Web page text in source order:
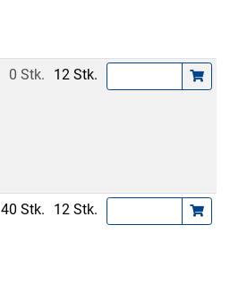
0 Stk. 12 Stk.
40 Stk. 12 Stk.